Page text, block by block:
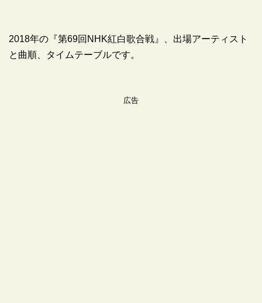
2018年の『第69回NHK紅白歌合戦』、出場アーティスト
と曲順、タイムテーブルです。
広告